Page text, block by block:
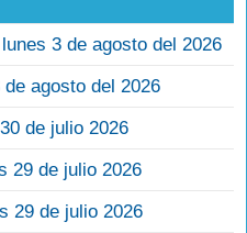
3 de agosto del 2026
agosto del 2026
de julio 2026
29 de julio 2026
29 de julio 2026